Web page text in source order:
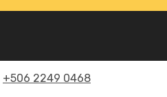
+506 2249 0468